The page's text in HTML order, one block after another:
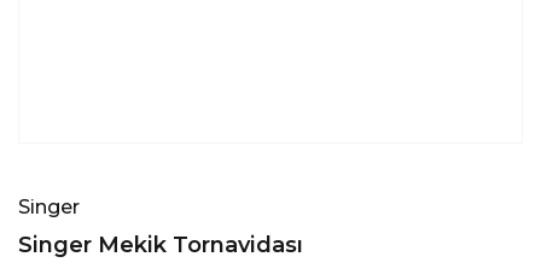
Singer
Singer Mekik Tornavidası